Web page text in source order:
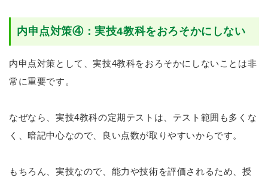
内申点対策④：実技4教科をおろそかにしない
内申点対策として、実技4教科をおろそかにしないことは非
常に重要です。
なぜなら、実技4教科の定期テストは、テスト範囲も多くな
く、暗記中心なので、良い点数が取りやすいからです。
もちろん、実技なので、能力や技術を評価されるため、授